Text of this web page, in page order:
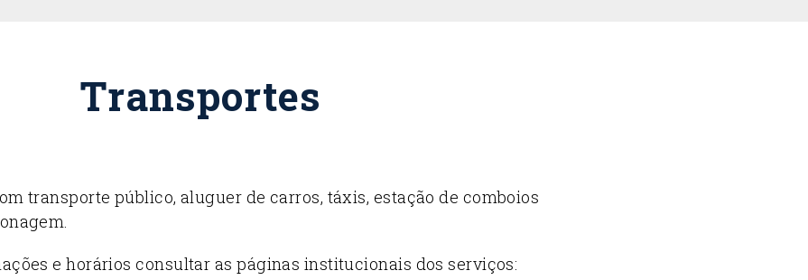
Transportes
transporte público, aluguer de carros, táxis, estação de comboios
e horários consultar as páginas institucionais dos serviços: